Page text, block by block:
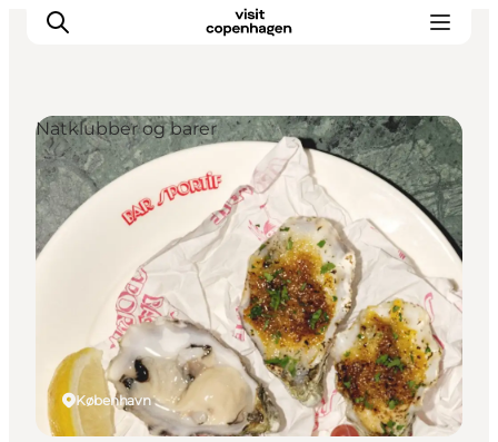
Aktiviteter
Spise og drikke
Planlegg turen din
København
Natklubber og barer